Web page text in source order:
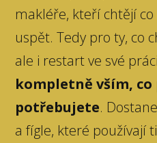
makléře, kteří chtějí
uspět. Tedy pro ty, co
ale i restart ve své
kompletně vším,
potřebujete.
a fígle, které používají